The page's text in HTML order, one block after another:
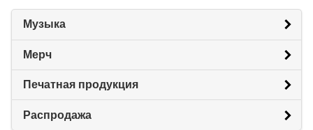
Музыка
Мерч
Печатная продукция
Распродажа